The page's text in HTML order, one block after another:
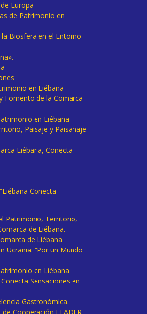
Europa
de Patrimonio en
la Biosfera en el Entorno
en Liébana
Fomento de la Comarca
en Liébana
Paisaje y Paisanaje
Liébana, Conecta
Conecta
Patrimonio, Territorio,
de Liébana.
de Liébana
Ucrania: “Por un Mundo
en Liébana
Sensaciones en
Gastronómica.
Cooperación LEADER